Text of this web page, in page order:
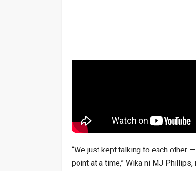
“We just kept talking to each other
point at a time,” Wika ni MJ